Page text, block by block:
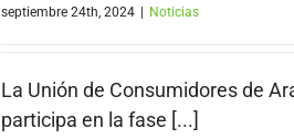
septiembre 24th, 2024 Noticias
La Unión de Consumidores de
participa en la fase [...]